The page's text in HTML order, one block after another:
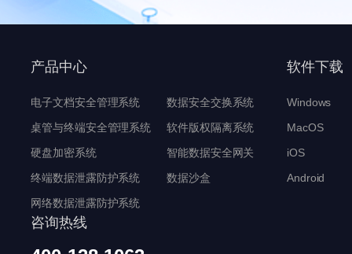
产品中心
电子文档安全管理系统
桌管与终端安全管理系统
硬盘加密系统
终端数据泄露防护系统
网络数据泄露防护系统
数据安全交换系统
软件版权隔离系统
智能数据安全网关
数据沙盒
软件下载
Windows
MacOS
iOS
Android
咨询热线